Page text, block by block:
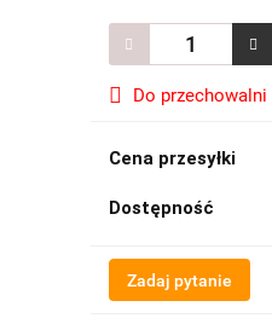
Do przechowalni
Cena przesyłki
Dostępność
Zadaj pytanie